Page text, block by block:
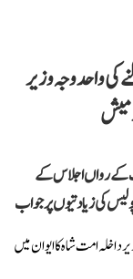
کی واحد وجہ وزیر
کے رواں اجلاس کے
کی زیادتیوں پر جواب